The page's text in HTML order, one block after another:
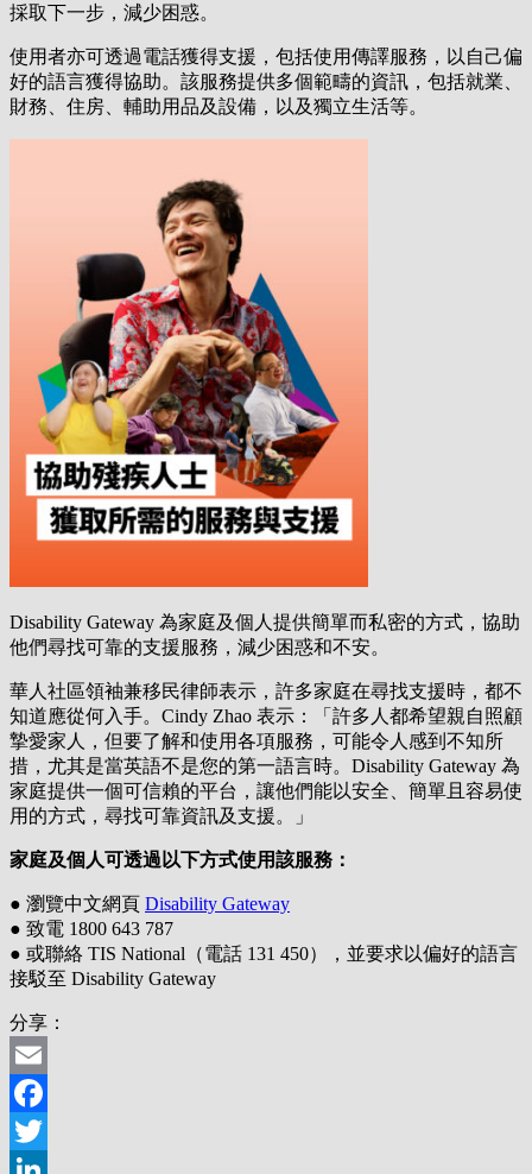
採取下一步，減少困惑。
使用者亦可透過電話獲得支援，包括使用傳譯服務，以自己偏
好的語言獲得協助。該服務提供多個範疇的資訊，包括就業、
財務、住房、輔助用品及設備，以及獨立生活等。
Disability Gateway 為家庭及個人提供簡單而私密的方式，協助
他們尋找可靠的支援服務，減少困惑和不安。
華人社區領袖兼移民律師表示，許多家庭在尋找支援時，都不
知道應從何入手。Cindy Zhao 表示：「許多人都希望親自照顧
摯愛家人，但要了解和使用各項服務，可能令人感到不知所
措，尤其是當英語不是您的第一語言時。Disability Gateway 為
家庭提供一個可信賴的平台，讓他們能以安全、簡單且容易使
用的方式，尋找可靠資訊及支援。」
家庭及個人可透過以下方式使用該服務：
● 瀏覽中文網頁 Disability Gateway
● 致電 1800 643 787
● 或聯絡 TIS National（電話 131 450），並要求以偏好的語言
接駁至 Disability Gateway
分享：
Email
Facebook
Twitter